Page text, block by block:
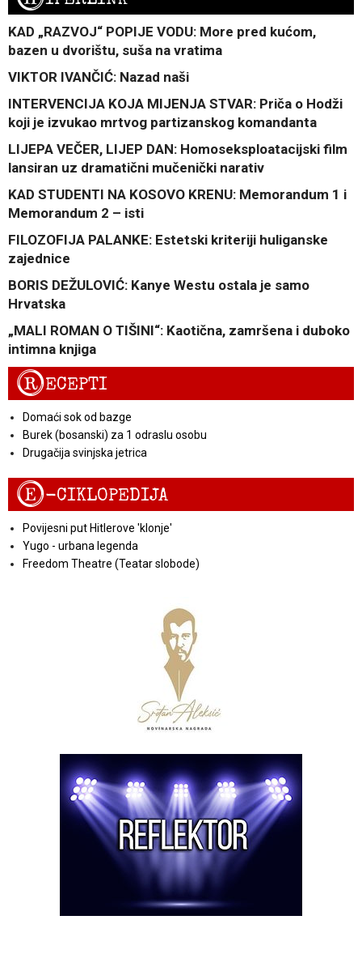
KAD „RAZVOJ“ POPIJE VODU: More pred kućom,
bazen u dvorištu, suša na vratima
VIKTOR IVANČIĆ: Nazad naši
INTERVENCIJA KOJA MIJENJA STVAR: Priča o Hodži
koji je izvukao mrtvog partizanskog komandanta
LIJEPA VEČER, LIJEP DAN: Homoseksploatacijski film
lansiran uz dramatični mučenički narativ
KAD STUDENTI NA KOSOVO KRENU: Memorandum 1 i
Memorandum 2 – isti
FILOZOFIJA PALANKE: Estetski kriteriji huliganske
zajednice
BORIS DEŽULOVIĆ: Kanye Westu ostala je samo
Hrvatska
„MALI ROMAN O TIŠINI“: Kaotična, zamršena i duboko
intimna knjiga
RECEPTI
Domaći sok od bazge
Burek (bosanski) za 1 odraslu osobu
Drugačija svinjska jetrica
E-CIKLOPEDIJA
Povijesni put Hitlerove 'klonje'
Yugo - urbana legenda
Freedom Theatre (Teatar slobode)